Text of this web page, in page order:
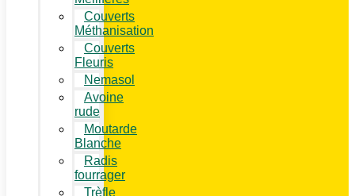
Couverts
Méthanisation
Couverts
Fleuris
Nemasol
Avoine
rude
Moutarde
Blanche
Radis
fourrager
Trèfle